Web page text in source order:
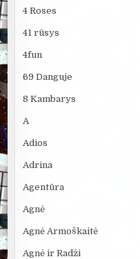
4 Roses
41 rūsys
4fun
69 Danguje
8 Kambarys
A
Adios
Adrina
Agentūra
Agnė
Agnė Armoškaitė
Agnė ir Radži